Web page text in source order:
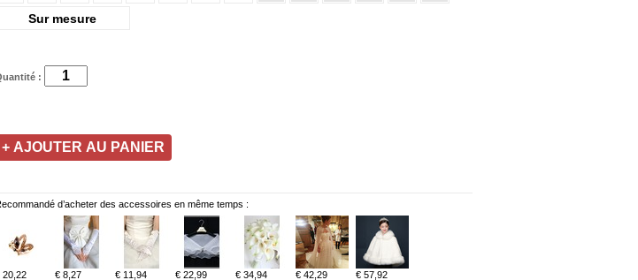
Sur mesure
:
d’acheter des accessoires en même temps :
20,22 € 8,27 € 11,94 € 22,99 € 34,94 € 42,29 € 57,92